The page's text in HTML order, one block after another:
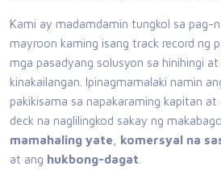
Kami ay madamdamin tungkol sa pag-
mayroon kaming isang track record ng
mga pasadyang solusyon sa hinihingi
kinakailangan. Ipinagmamalaki namin
pakikisama sa napakaraming kapitan
deck na naglilingkod sakay ng
mamahaling yate
komersyal na
at ang hukbong-dagat